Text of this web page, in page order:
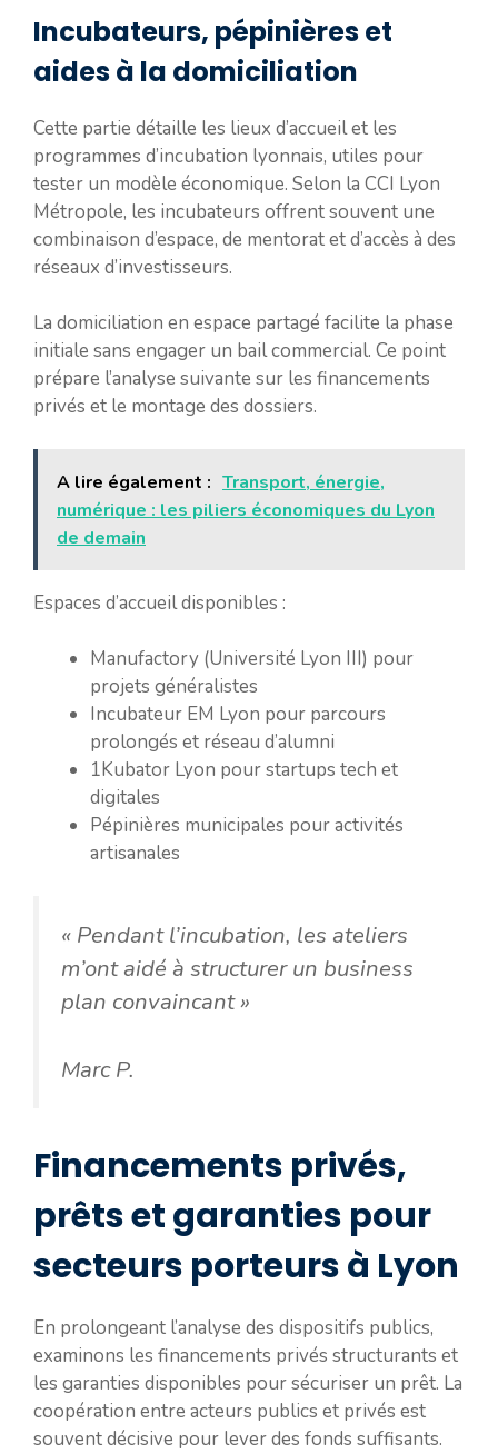
Incubateurs, pépinières et
aides à la domiciliation
Cette partie détaille les lieux d’accueil et les
programmes d’incubation lyonnais, utiles pour
tester un modèle économique. Selon la CCI Lyon
Métropole, les incubateurs offrent souvent une
combinaison d’espace, de mentorat et d’accès à des
réseaux d’investisseurs.
La domiciliation en espace partagé facilite la phase
initiale sans engager un bail commercial. Ce point
prépare l’analyse suivante sur les financements
privés et le montage des dossiers.
A lire également : Transport, énergie,
numérique : les piliers économiques du Lyon
de demain
Espaces d’accueil disponibles :
Manufactory (Université Lyon III) pour
projets généralistes
Incubateur EM Lyon pour parcours
prolongés et réseau d’alumni
1Kubator Lyon pour startups tech et
digitales
Pépinières municipales pour activités
artisanales
« Pendant l’incubation, les ateliers
m’ont aidé à structurer un business
plan convaincant »
Marc P.
Financements privés,
prêts et garanties pour
secteurs porteurs à Lyon
En prolongeant l’analyse des dispositifs publics,
examinons les financements privés structurants et
les garanties disponibles pour sécuriser un prêt. La
coopération entre acteurs publics et privés est
souvent décisive pour lever des fonds suffisants.